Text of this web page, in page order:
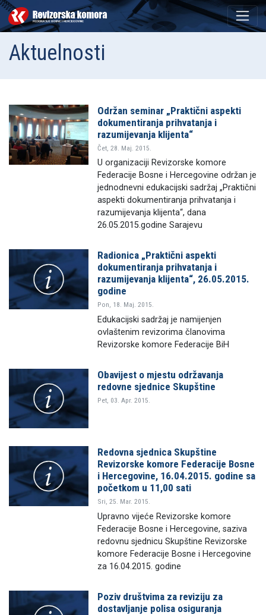
Aktuelnosti
Održan seminar „Praktični aspekti
dokumentiranja prihvatanja i
razumijevanja klijenta“
Čet, 28. Maj. 2015.
U organizaciji Revizorske komore
Federacije Bosne i Hercegovine održan je
jednodnevni edukacijski sadržaj „Praktični
aspekti dokumentiranja prihvatanja i
razumijevanja klijenta“, dana
26.05.2015.godine Sarajevu
Radionica „Praktični aspekti
dokumentiranja prihvatanja i
razumijevanja klijenta“, 26.05.2015.
godine
Pon, 18. Maj. 2015.
Edukacijski sadržaj je namijenjen
ovlaštenim revizorima članovima
Revizorske komore Federacije BiH
Obavijest o mjestu održavanja
redovne sjednice Skupštine
Pet, 03. Apr. 2015.
Redovna sjednica Skupštine
Revizorske komore Federacije Bosne
i Hercegovine, 16.04.2015. godine sa
početkom u 11,00 sati
Sri, 25. Mar. 2015.
Upravno vijeće Revizorske komore
Federacije Bosne i Hercegovine, saziva
redovnu sjednicu Skupštine Revizorske
komore Federacije Bosne i Hercegovine
za 16.04.2015. godine
Poziv društvima za reviziju za
dostavljanje polisa osiguranja